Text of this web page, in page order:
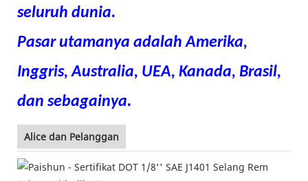
seluruh dunia.
Pasar utamanya adalah Amerika,
Inggris, Australia, UEA, Kanada, Brasil,
dan sebagainya.
Alice dan Pelanggan